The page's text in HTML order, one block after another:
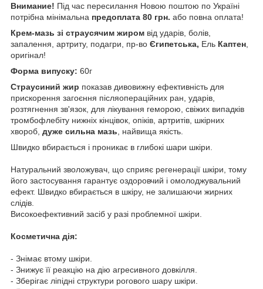
Внимание! Під час пересилання Новою поштою по Україні
потрібна мінімальна предоплата 80 грн. або повна оплата!
Крем-мазь зі страусячим жиром від ударів, болів,
запалення, артриту, подагри, пр-во Єгипетська, Ель Каптен
оригінал!
Форма випуску: 60г
Страусиний жир показав дивовижну ефективність для
прискорення загоєння післяопераційних ран, ударів,
розтягнення зв'язок, для лікування геморою, свіжих випадків
тромбофлебіту нижніх кінцівок, опіків, артритів, шкірних
хвороб, дуже сильна мазь , найвища якість.
Швидко вбирається і проникає в глибокі шари шкіри.
Натуральний зволожувач, що сприяє регенерації шкіри, тому
його застосування гарантує оздоровчий і омолоджувальний
ефект. Швидко вбирається в шкіру, не залишаючи жирних
слідів.
Високоефективний засіб у разі проблемної шкіри.
Косметична дія:
- Знімає втому шкіри.
- Знижує її реакцію на дію агресивного довкілля.
- Зберігає ліпідні структури рогового шару шкіри.